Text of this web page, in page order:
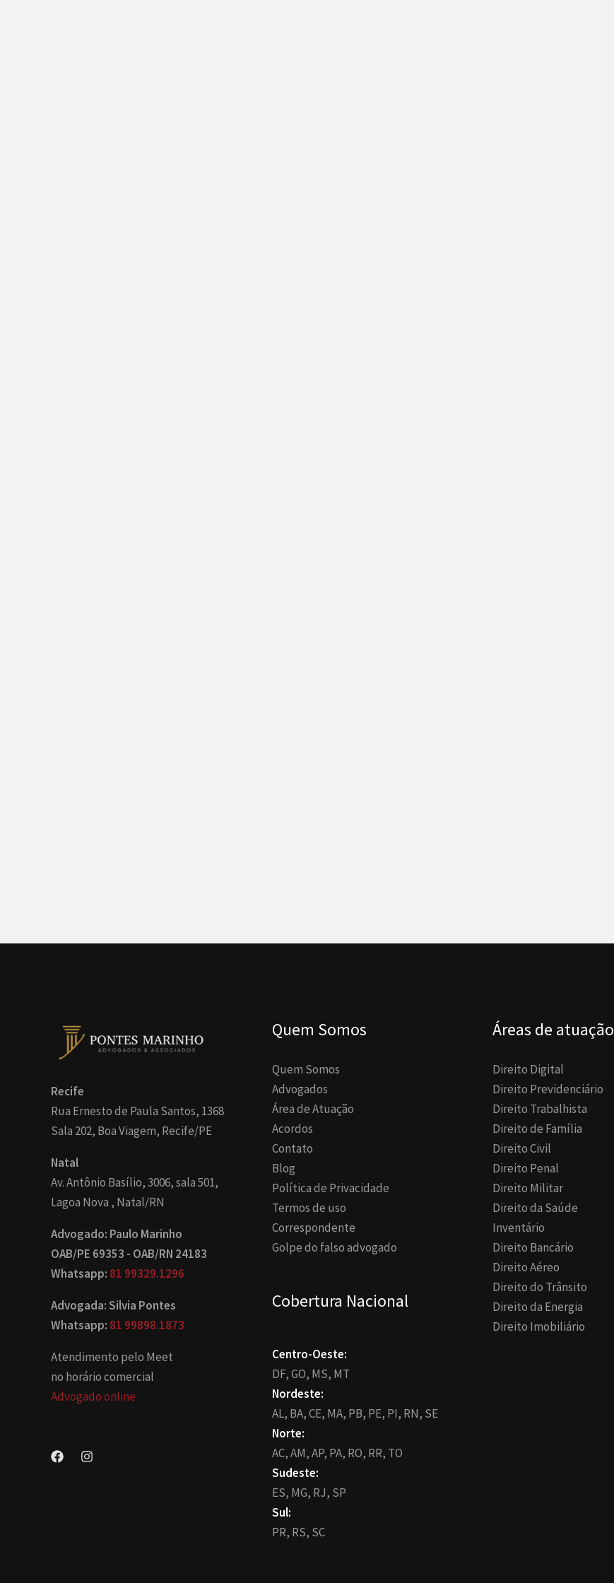
Recife
Rua Ernesto de Paula Santos, 1368
Sala 202, Boa Viagem, Recife/PE
Natal
Av. Antônio Basílio, 3006, sala 501,
Lagoa Nova , Natal/RN
Advogado: Paulo Marinho
OAB/PE 69353 - OAB/RN 24183
Whatsapp: 81 99329.1296
Advogada: Silvia Pontes
Whatsapp: 81 99898.1873
Atendimento pelo Meet
no horário comercial
Advogado online
Quem Somos
Quem Somos
Advogados
Área de Atuação
Acordos
Contato
Blog
Política de Privacidade
Termos de uso
Correspondente
Golpe do falso advogado
Cobertura Nacional
Centro-Oeste:
DF,GO, MS, MT
Nordeste:
AL, BA,CE, MA, PB, PE, PI, RN, SE
Norte:
AC,AM,AP, PA, RO, RR, TO
Sudeste:
ES, MG, RJ, SP
Sul:
PR, RS, SC
Áreas de atuação
Direito Digital
Direito Previdenciário
Direito Trabalhista
Direito de Família
Direito Civil
Direito Penal
Direito Militar
Direito da Saúde
Inventário
Direito Bancário
Direito Aéreo
Direito do Trânsito
Direito da Energia
Direito Imobiliário